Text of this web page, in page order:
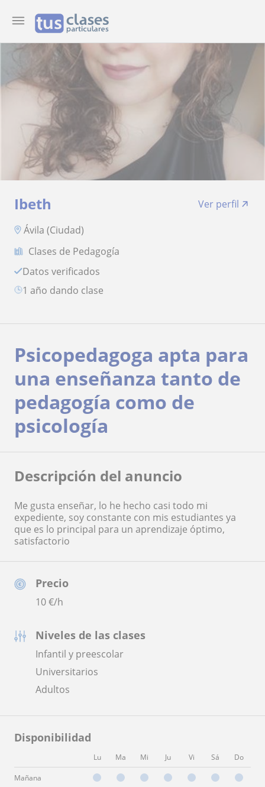
Ibeth
Ver perfil
Ávila (Ciudad)
Clases de Pedagogía
Datos verificados
1 año dando clase
Precio
10€/h
Niveles de las clases
Infantil y preescolar
Universitarios
Adultos
Disponibilidad
Lu Ma Mi Ju Vi Sá Do
Mañana
Psicopedagoga apta para
una enseñanza tanto de
pedagogía como de
psicología
Descripción del anuncio
Me gusta enseñar, lo he hecho casi todo mi
expediente, soy constante con mis estudiantes ya
que es lo principal para un aprendizaje óptimo,
satisfactorio